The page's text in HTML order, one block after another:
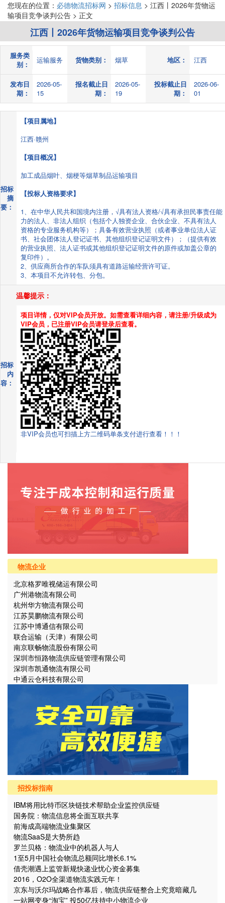
您现在的位置： 必德物流招标网 > 招标信息 > 江西丨2026年货物运
输项目竞争谈判公告 > 正文
江西丨2026年货物运输项目竞争谈判公告
服务类
别：
运输服务 货物类别： 烟草 地区： 江西
发布日
期：
2026-05-
15
报名截止日
期：
2026-05-
19
投标截止日
期：
2026-06-
01
招标
摘
要：
【项目属地】
江西·赣州
【项目概况】
加工成品烟叶、烟梗等烟草制品运输项目
【投标人资格要求】
1、在中华人民共和国境内注册，√具有法人资格/√具有承担民事责任能
力的法人、非法人组织（包括个人独资企业、合伙企业、不具有法人
资格的专业服务机构等）；具备有效营业执照（或者事业单位法人证
书、社会团体法人登记证书、其他组织登记证明文件）；（提供有效
的营业执照、法人证书或其他组织登记证明文件的原件或加盖公章的
复印件）。
2、供应商所合作的车队须具有道路运输经营许可证。
3、本项目不允许转包、分包。
招标
内
容：
温馨提示：
项目详情，仅对VIP会员开放。如需查看详细内容，请注册/升级成为
VIP会员，已注册VIP会员请登录后查看。
非VIP会员也可扫描上方二维码单条支付进行查看！！！
物流企业
北京格罗唯视储运有限公司
广州港物流有限公司
杭州华方物流有限公司
江苏昊鹏物流有限公司
江苏中博通信有限公司
联合运输（天津）有限公司
南京联畅物流股份有限公司
深圳市恒路物流供应链管理有限公司
深圳市凯通物流有限公司
中通云仓科技有限公司
招投标指南
IBM将用比特币区块链技术帮助企业监控供应链
国务院：物流信息将全面互联共享
前海成高端物流业集聚区
物流SaaS是大势所趋
罗兰贝格：物流业中的机器人与人
1至5月中国社会物流总额同比增长6.1%
借壳潮遇上监管新规快递业忧心资金募集
2016，O2O全渠道物流实践元年！
京东与沃尔玛战略合作幕后，物流供应链整合上究竟暗藏几
个“坑”？
一站网变身“淘宝” 投50亿扶持中小物流企业